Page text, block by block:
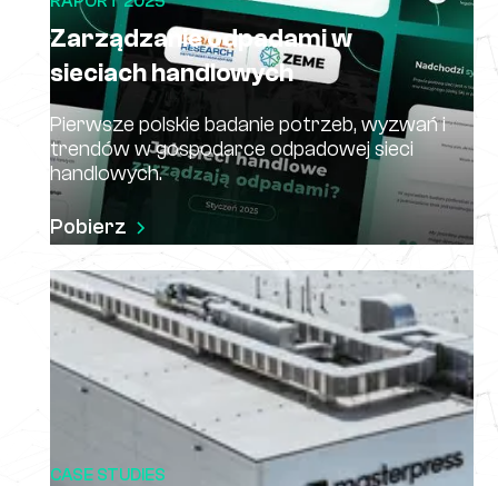
Zarządzanie odpadami w
sieciach handlowych
Pierwsze polskie badanie potrzeb, wyzwań i
trendów w gospodarce odpadowej sieci
handlowych.
Pobierz
CASE STUDIES